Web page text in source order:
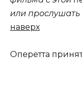
или прослушать
наверх
Оперетта